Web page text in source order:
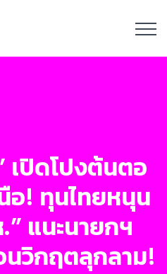
เปิดโปงต้นตอ
อ! ทุนไทยหนุน
แนะนายกฯ
วิกฤตลุกลาม!